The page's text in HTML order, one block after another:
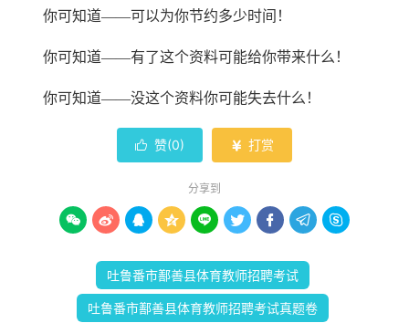
你可知道——可以为你节约多少时间！
你可知道——有了这个资料可能给你带来什么！
你可知道——没这个资料你可能失去什么 ！
 赞(0)  打赏
分享到
        
吐鲁番市鄯善县体育教师招聘考试
吐鲁番市鄯善县体育教师招聘考试真题卷